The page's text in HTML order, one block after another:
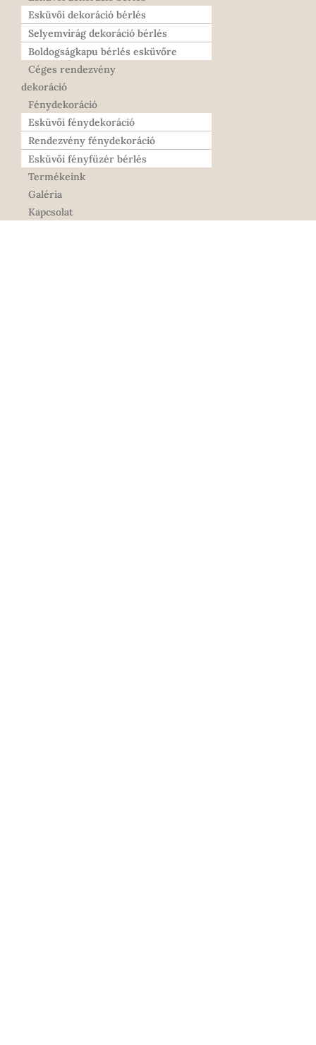
Esküvői dekoráció bérlés
Selyemvirág dekoráció bérlés
Boldogságkapu bérlés esküvőre
Céges rendezvény
dekoráció
Fénydekoráció
Esküvői fénydekoráció
Rendezvény fénydekoráció
Esküvői fényfüzér bérlés
Termékeink
Galéria
Kapcsolat